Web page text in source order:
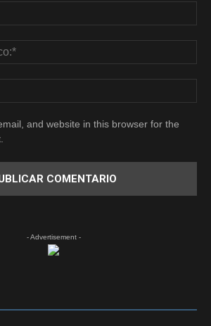
and website in this browser for the
- Advertisement -